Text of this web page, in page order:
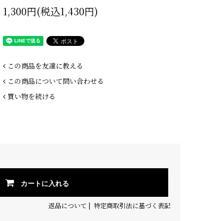
1,300円(税込1,430円)
この商品を友達に教える
この商品について問い合わせる
買い物を続ける
カートに入れる
返品について | 特定商取引法に基づく表記